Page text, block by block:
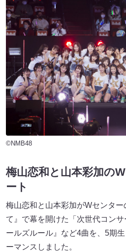
©NMB48
梅山恋和と山本彩加の
ート
梅山恋和と山本彩加がWセンタ
て』で幕を開けた「次世代コン
ールズルール』など4曲を、5期
ーマンスしました。